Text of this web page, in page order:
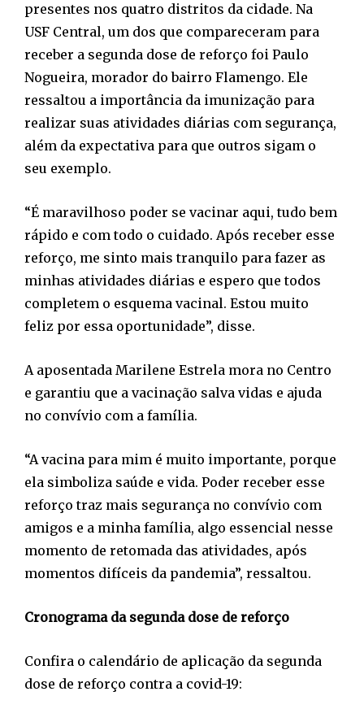
presentes nos quatro distritos da cidade. Na
USF Central, um dos que compareceram para
receber a segunda dose de reforço foi Paulo
Nogueira, morador do bairro Flamengo. Ele
ressaltou a importância da imunização para
realizar suas atividades diárias com segurança,
além da expectativa para que outros sigam o
seu exemplo.
“É maravilhoso poder se vacinar aqui, tudo bem
rápido e com todo o cuidado. Após receber esse
reforço, me sinto mais tranquilo para fazer as
minhas atividades diárias e espero que todos
completem o esquema vacinal. Estou muito
feliz por essa oportunidade”, disse.
A aposentada Marilene Estrela mora no Centro
e garantiu que a vacinação salva vidas e ajuda
no convívio com a família.
“A vacina para mim é muito importante, porque
ela simboliza saúde e vida. Poder receber esse
reforço traz mais segurança no convívio com
amigos e a minha família, algo essencial nesse
momento de retomada das atividades, após
momentos difíceis da pandemia”, ressaltou.
Cronograma da segunda dose de reforço
Confira o calendário de aplicação da segunda
dose de reforço contra a covid-19: